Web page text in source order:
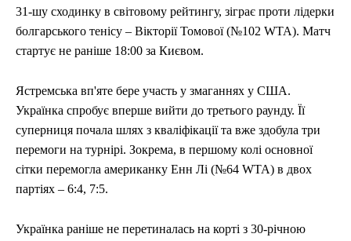
31-шу сходинку в світовому рейтингу, зіграє проти лідерки
болгарського тенісу – Вікторії Томової (№102 WTA). Матч
стартує не раніше 18:00 за Києвом.
Ястремська вп'яте бере участь у змаганнях у США.
Українка спробує вперше вийти до третього раунду. Її
суперниця почала шлях з кваліфікації та вже здобула три
перемоги на турнірі. Зокрема, в першому колі основної
сітки перемогла американку Енн Лі (№64 WTA) в двох
партіях – 6:4, 7:5.
Українка раніше не перетиналась на корті з 30-річною